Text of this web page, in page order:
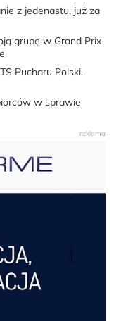
z jedenastu, już za
grupę w Grand Prix
Pucharu Polski.
w sprawie